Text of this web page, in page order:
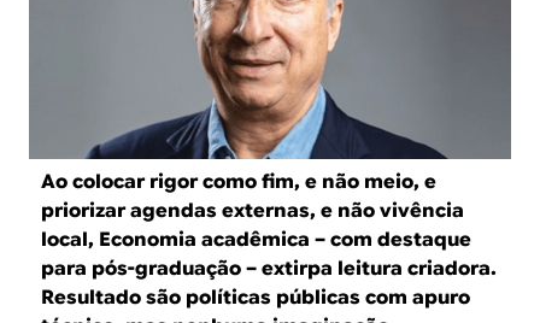
e
b
u
s
c
a
Ao colocar rigor como fim, e não meio, e
priorizar agendas externas, e não vivência
local, Economia acadêmica – com destaque
para pós-graduação – extirpa leitura criadora.
Resultado são políticas públicas com apuro